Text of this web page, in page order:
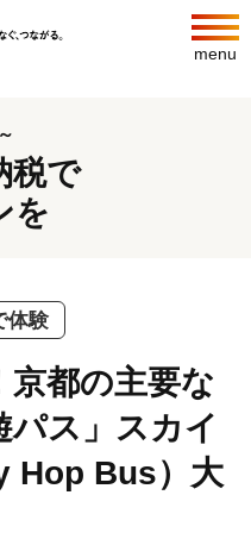
menu
税で
を
体験
京都の主要な
パス」スカイ
Hop Bus）大